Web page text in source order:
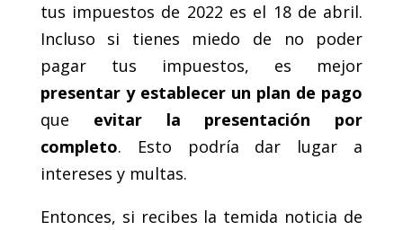
tus impuestos de 2022 es el 18 de abril.
Incluso si tienes miedo de no poder
pagar tus impuestos, es mejor
presentar y establecer un plan de pago
que evitar la presentación por
completo. Esto podría dar lugar a
intereses y multas.
Entonces, si recibes la temida noticia de